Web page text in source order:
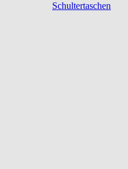
Schultertaschen